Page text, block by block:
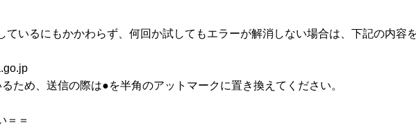
ているにもかかわらず、何回か試してもエラーが解消しない場合は、下記の内容
ため、送信の際は●を半角のアットマークに置き換えてください。
＝＝